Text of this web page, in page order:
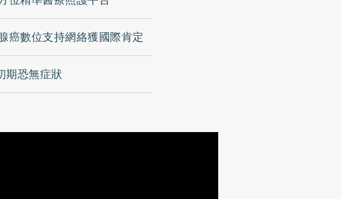
癌數位支持網絡獲國際肯定
期恐無症狀